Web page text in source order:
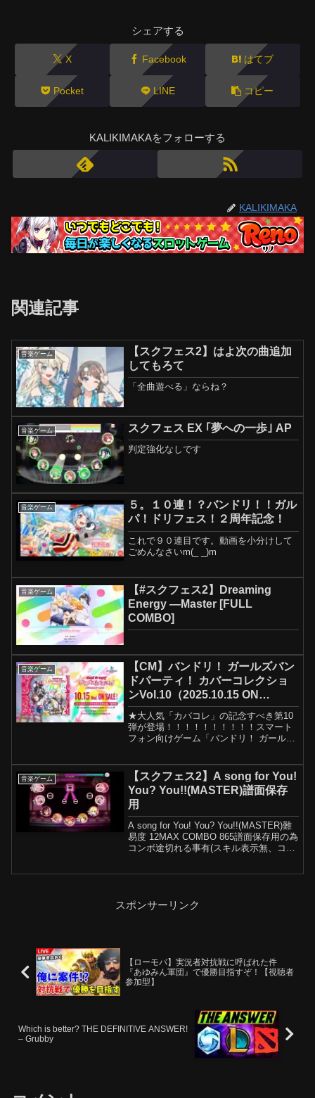
シェアする
X Facebook はてブ
Pocket LINE コピー
KALIKIMAKAをフォローする
KALIKIMAKA
関連記事
音楽ゲーム
【スクフェス2】はよ次の曲追加
してもろて
「全曲遊べる」ならね？
音楽ゲーム スクフェス EX ｢夢への一歩｣ AP
判定強化なしです
音楽ゲーム
５。１０連！？バンドリ！！ガル
パ！ドリフェス！２周年記念！
これで９０連目です。動画を小分けして
ごめんなさいm(_ _)m
音楽ゲーム
【#スクフェス2】Dreaming
Energy —Master [FULL
COMBO]
音楽ゲーム
【CM】バンドリ！ ガールズバン
ドパーティ！ カバーコレクショ
ンVol.10（2025.10.15 ON
SALE!!)
★大人気「カバコレ」の記念すべき第10
弾が登場！！！！！！！！！！スマート
フォン向けゲーム「バンドリ！ ガールズ
ース！MyGO!!!!!を含む史上最多の8バン
ドで...
音楽ゲーム
【スクフェス2】A song for You!
You? You!!(MASTER)譜面保存
用
A song for You! You? You!!(MASTER)難
易度 12MAX COMBO 865譜面保存用の為
コンボ途切れる事有(スキル表示無、コン
スポンサーリンク
【ローモバ】実況者対抗戦に呼ばれた件
『あゆみん軍団』で優勝目指すぞ！【視聴者
参加型】
Which is better? THE DEFINITIVE ANSWER!
– Grubby